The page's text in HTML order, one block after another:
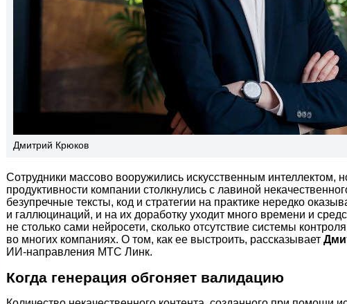
Дмитрий Крюков
Сотрудники массово вооружились искусственным интеллектом,
продуктивности компании столкнулись с лавиной
безупречные тексты, код и стратегии на практике нередко
и галлюцинаций, и на их доработку уходит много времени и
не столько сами нейросети, сколько отсутствие системы
во многих компаниях. О том, как ее выстроить, рассказывает
ИИ-направления МТС Линк.
Когда генерация обгоняет валидацию